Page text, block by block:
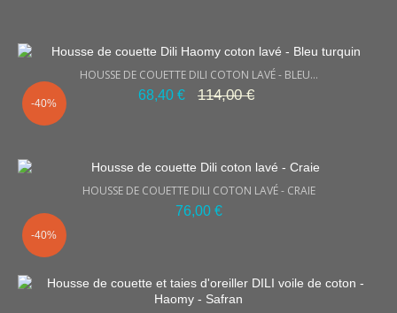
HOUSSE DE COUETTE DILI COTON LAVÉ - BLEU...
68,40 €
114,00 €
HOUSSE DE COUETTE DILI COTON LAVÉ - CRAIE
76,00 €
-40%
-40%